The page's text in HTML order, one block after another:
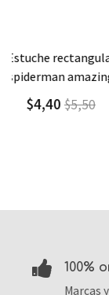
Agregar
individual de polipropileno
$4,20
100%
Marcas